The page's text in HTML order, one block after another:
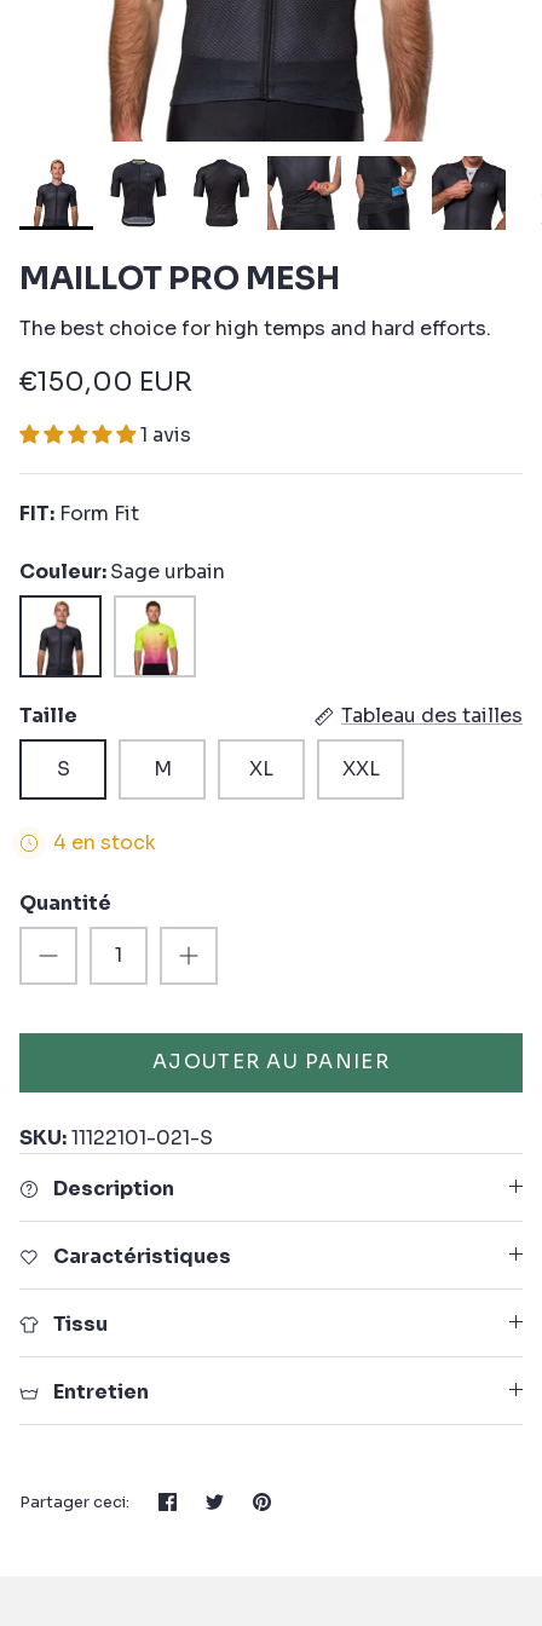
MAILLOT PRO MESH
The best choice for high temps and hard efforts.
€150,00 EUR
1 avis
FIT: Form Fit
Couleur Sage urbain
Sage
urbain
Screaming
Yellow
Taille Tableau des tailles
S M XL XXL
4 en stock
Quantité
AJOUTER AU PANIER
SKU:11122101-021-S
Description
Caractéristiques
Tissu
Entretien
Partager ceci: Partager
TweeterÉpingler